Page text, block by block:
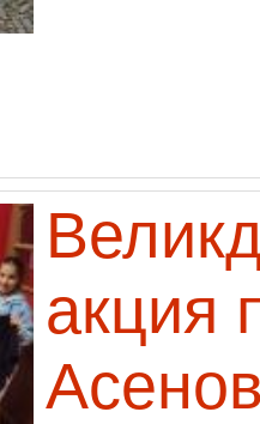
акция